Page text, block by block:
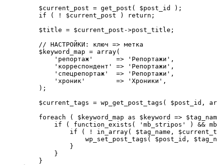
    $current_post = get_post( $post_id );
    if ( ! $current_post ) return;
    $title = $current_post->post_title;
    // НАСТРОЙКИ: ключ => метка
    $keyword_map = array(
        'репортаж'      => 'Репортажи',
        'корреспондент' => 'Репортажи',
        'спецрепортаж'  => 'Репортажи',
        'хроник'        => 'Хроники',
    );
$current_tags = wp_get_post_tags( $post_id,
foreach ( $keyword_map as $keyword =>
if ( function_exists( 'mb_stripos' ) &&
if ( ! in_array( $tag_name,
wp_set_post_tags( $post_id,
            }
        }
    }